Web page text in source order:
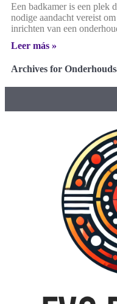
Een badkamer is een plek
nodige aandacht vereist
inrichten van een
Leer más »
Archives for